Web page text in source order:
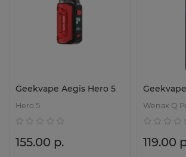
Geekvape Aegis Hero 5
Hero 5
155.00 р.
Wenax Q
119.00